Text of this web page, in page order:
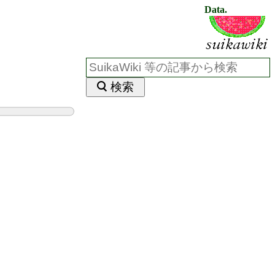
Data.
検索